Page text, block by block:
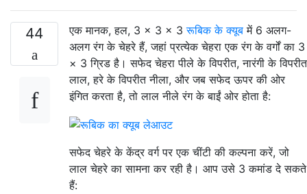
44 एक मानक, हल, 3 × 3 × 3रूबिक के क्यूब में 6 अलग-
अलग रंग के चेहरे हैं, जहां प्रत्येक चेहरा एक रंग के वर्गों का 3
× 3 ग्रिड है। सफेद चेहरा पीले के विपरीत, नारंगी के विपरीत
लाल, हरे के विपरीत नीला, और जब सफेद ऊपर की ओर
इंगित करता है, तो लाल नीले रंग के बाईं ओर होता है:
सफेद चेहरे के केंद्र वर्ग पर एक चींटी की कल्पना करें, जो
लाल चेहरे का सामना कर रही है। आप उसे 3 कमांड दे सकते
हैं: